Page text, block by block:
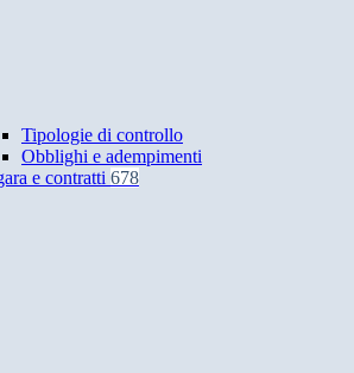
Tipologie di controllo
Obblighi e adempimenti
e contratti 678